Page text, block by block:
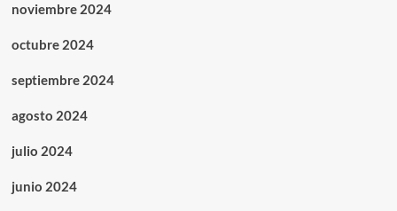
noviembre 2024
octubre 2024
septiembre 2024
agosto 2024
julio 2024
junio 2024